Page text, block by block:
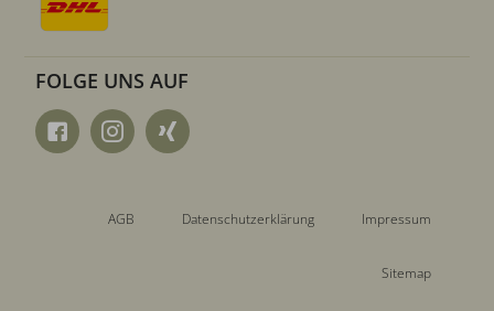
FOLGE UNS AUF
AGB Datenschutzerklärung Impressum
Sitemap